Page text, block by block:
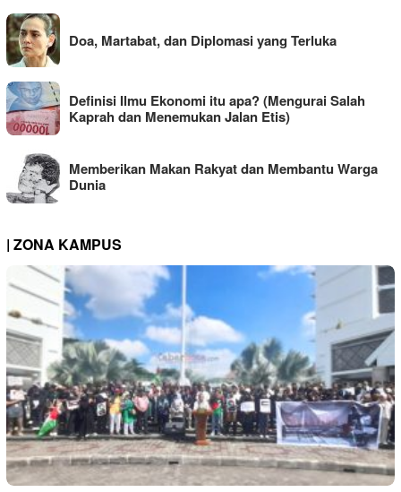
Doa, Martabat, dan Diplomasi yang Terluka
Definisi Ilmu Ekonomi itu apa? (Mengurai Salah
Kaprah dan Menemukan Jalan Etis)
Memberikan Makan Rakyat dan Membantu Warga
Dunia
| ZONA KAMPUS